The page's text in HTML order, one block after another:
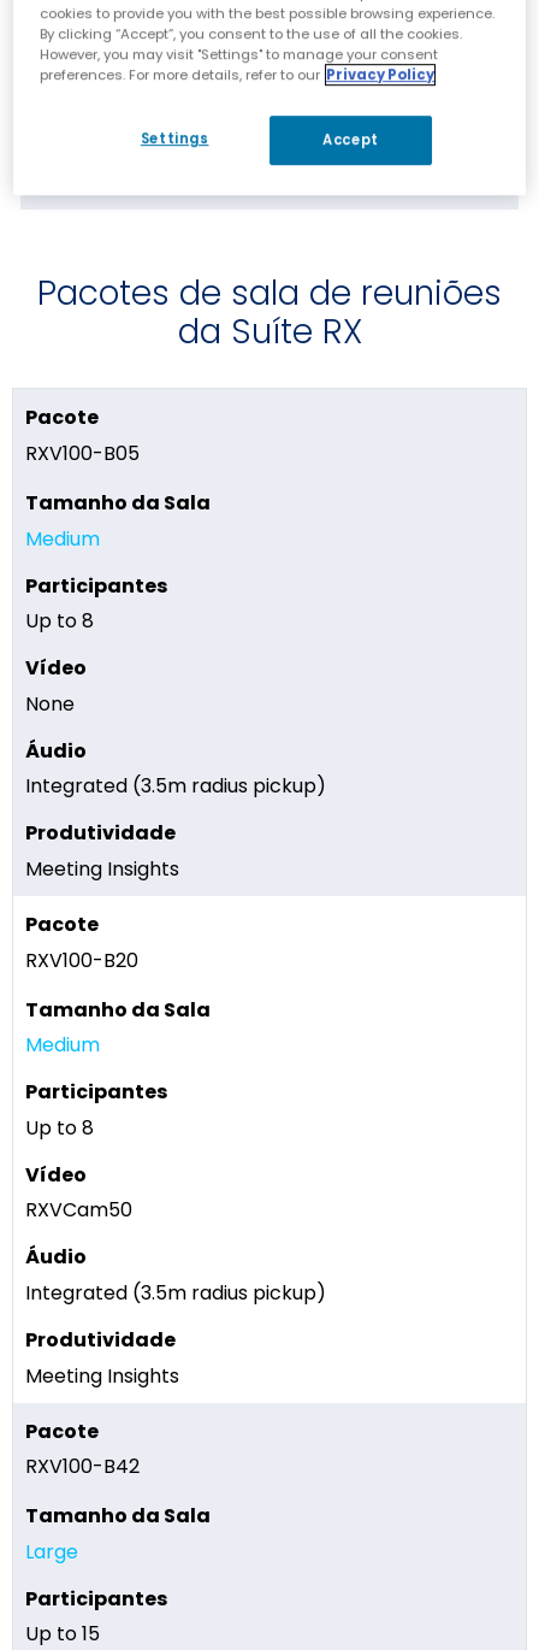
colaboração produtiva em espaços
menores
Kits de extensão de microfone para salas
Uma variedade de TVs LG com telas de 43” a
Pacotes de sala de reuniões
da Suíte RX
RXV100-B05
Medium
Up to 8
None
Integrated (3.5m radius pickup)
Meeting Insights
RXV100-B20
Medium
Up to 8
RXVCam50
Integrated (3.5m radius pickup)
Meeting Insights
RXV100-B42
Large
Up to 15
cookies to provide you with the best possible browsing experience.
By clicking “Accept”, you consent to the use of all the cookies.
However, you may visit "Settings" to manage your consent
preferences. For more details, refer to our Privacy Policy
Settings Accept